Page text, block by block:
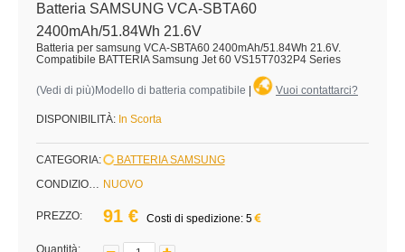
Batteria SAMSUNG VCA-SBTA60
2400mAh/51.84Wh 21.6V
Batteria per samsung VCA-SBTA60 2400mAh/51.84Wh 21.6V.
Compatibile BATTERIA Samsung Jet 60 VS15T7032P4 Series
(Vedi di più)Modello di batteria compatibile Vuoi contattarci?
DISPONIBILITÀ: In Scorta
CATEGORIA:
BATTERIA SAMSUNG
CONDIZIONE: NUOVO
PREZZO: 91 € Costi di spedizione: 5
Quantità: